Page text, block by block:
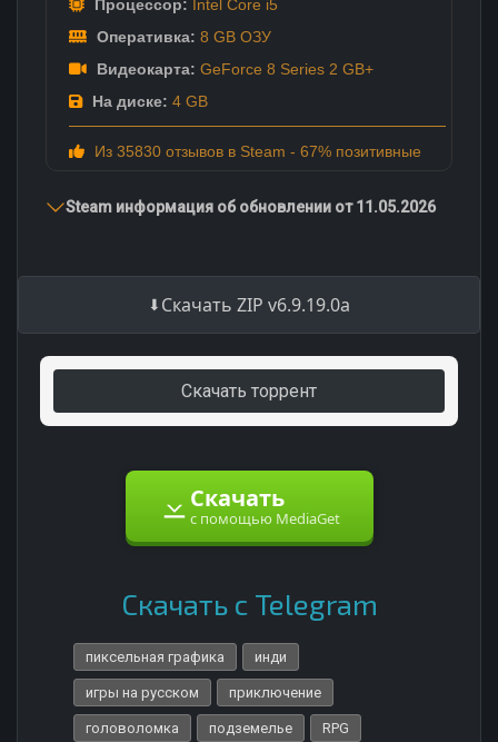
Процессор: Intel Core i5
Оперативка: 8 GB ОЗУ
Видеокарта: GeForce 8 Series 2 GB+
На диске: 4 GB
Из 35830 отзывов в Steam - 67% позитивные
Steam информация об обновлении от 11.05.2026
Скачать ZIP v6.9.19.0a
Скачать торрент
Скачать
с помощью MediaGet
Скачать с Telegram
пиксельная графика инди
игры на русском приключение
головоломка подземелье RPG